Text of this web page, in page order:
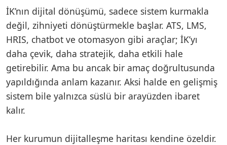
İK’nın dijital dönüşümü, sadece sistem kurmakla
değil, zihniyeti dönüştürmekle başlar. ATS, LMS,
HRIS, chatbot ve otomasyon gibi araçlar; İK’yı
daha çevik, daha stratejik, daha etkili hale
getirebilir. Ama bu ancak bir amaç doğrultusunda
yapıldığında anlam kazanır. Aksi halde en gelişmiş
sistem bile yalnızca süslü bir arayüzden ibaret
kalır.
Her kurumun dijitalleşme haritası kendine özeldir.